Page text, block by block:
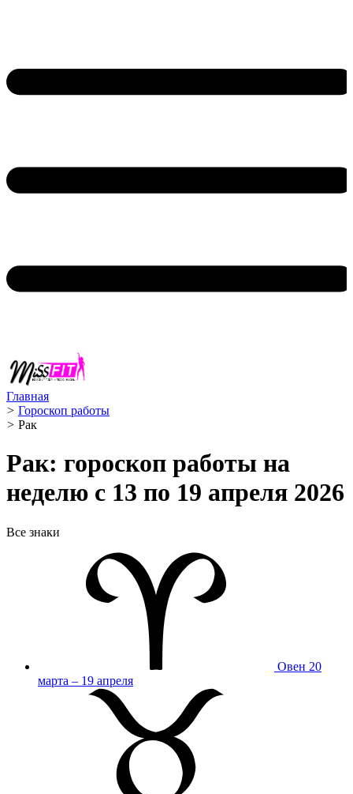
Главная
> Гороскоп работы
> Рак ️
Рак: гороскоп работы на
неделю с 13 по 19 апреля 2026
Все знаки
Овен 20
марта – 19 апреля